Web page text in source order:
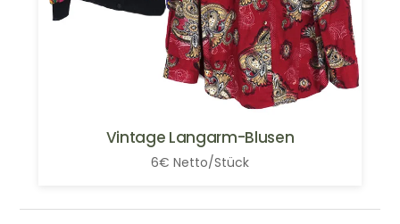
Vintage Langarm-Blusen
6€ Netto/Stück